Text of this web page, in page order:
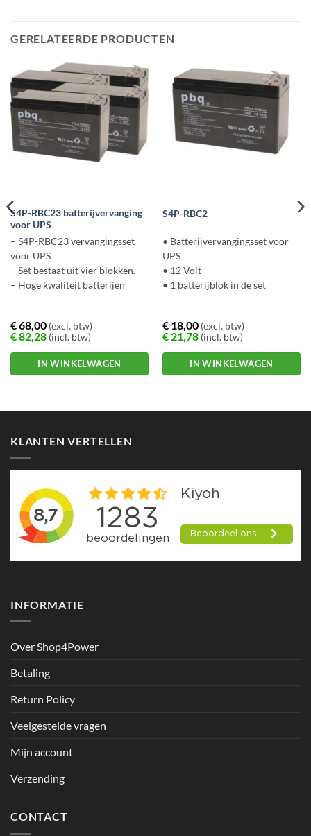
GERELATEERDE PRODUCTEN
S4P-RBC23 batterijvervanging
voor UPS
– S4P-RBC23 vervangingsset
voor UPS
– Set bestaat uit vier blokken.
– Hoge kwaliteit batterijen
€68,00(excl. btw)
€82,28(incl. btw)
IN WINKELWAGEN
S4P-RBC2
• Batterijvervangingsset voor
UPS
• 12 Volt
• 1 batterijblok in de set
€18,00(excl. btw)
€21,78(incl. btw)
IN WINKELWAGEN
KLANTEN VERTELLEN
INFORMATIE
Over Shop4Power
Betaling
Return Policy
Veelgestelde vragen
Mijn account
Verzending
CONTACT